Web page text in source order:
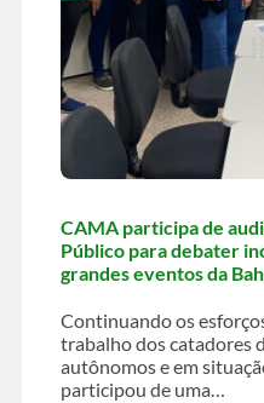
CAMA participa de
Público para debater
grandes eventos da
Continuando os
trabalho dos catadores
autônomos e em
participou de uma…